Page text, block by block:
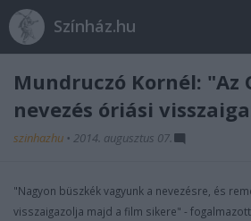
Színház.hu
Mundruczó Kornél: "Az
nevezés óriási
szinhazhu • 2014. augusztus 07.
"Nagyon büszkék vagyunk a nevezésre, és
visszaigazolja majd a film sikere" -